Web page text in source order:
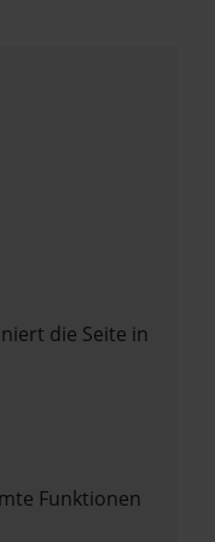
die Seite in
Funktionen